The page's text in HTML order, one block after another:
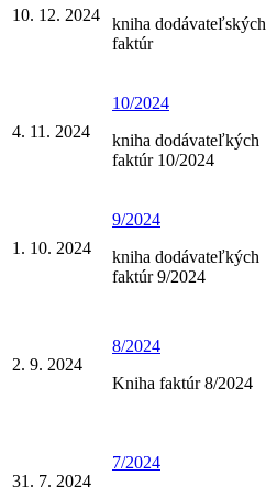
10. 12. 2024
kniha dodávateľských
faktúr
4. 11. 2024
10/2024
kniha dodávateľkých
faktúr 10/2024
1. 10. 2024
9/2024
kniha dodávateľkých
faktúr 9/2024
2. 9. 2024
8/2024
Kniha faktúr 8/2024
31. 7. 2024
7/2024